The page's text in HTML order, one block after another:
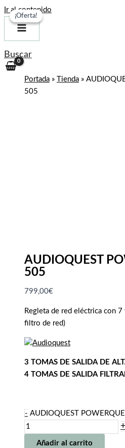
Ir al contenido
Buscar
Portada » Tienda »
505
AUDIOQUEST
505
799,00€
Regleta de red eléctrica con
filtro de red)
3 TOMAS DE SALIDA DE
4 TOMAS DE SALIDA
- AUDIOQUEST
+
Añadir al carrito
¡Oferta!
¡Oferta!